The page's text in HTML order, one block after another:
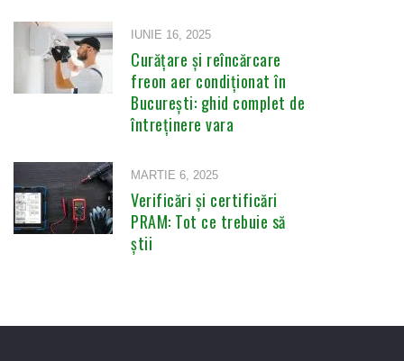
IUNIE 16, 2025
Curățare și reîncărcare
freon aer condiționat în
București: ghid complet de
întreținere vara
MARTIE 6, 2025
Verificări și certificări
PRAM: Tot ce trebuie să
știi